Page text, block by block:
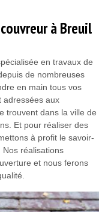
à Breuil
en travaux de
de nombreuses
en main tous vos
adressées aux
trouvent dans la ville de
Et pour réaliser des
à profit le savoir-
réalisations
et nous ferons